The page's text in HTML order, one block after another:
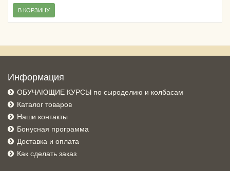
В КОРЗИНУ
Информация
ОБУЧАЮЩИЕ КУРСЫ по сыроделию и колбасам
Каталог товаров
Наши контакты
Бонусная программа
Доставка и оплата
Как сделать заказ